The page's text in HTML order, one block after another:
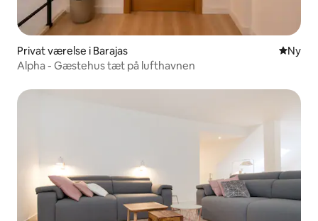
Privat værelse i Barajas Nyt
Ny
Alpha - Gæstehus tæt på lufthavnen